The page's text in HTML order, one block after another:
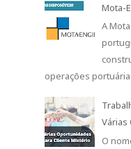
Mota-
A
operações
O